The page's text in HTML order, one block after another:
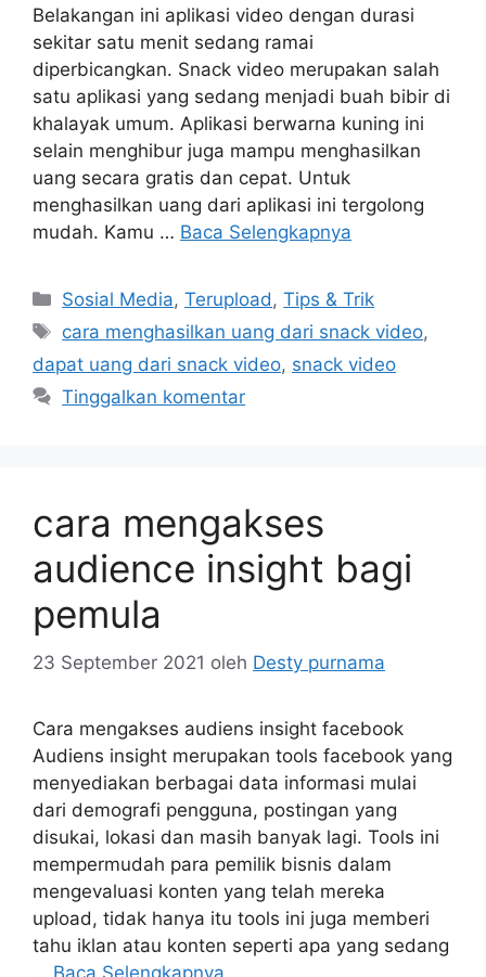
Belakangan ini aplikasi video dengan durasi
sekitar satu menit sedang ramai
diperbicangkan. Snack video merupakan salah
satu aplikasi yang sedang menjadi buah bibir di
khalayak umum. Aplikasi berwarna kuning ini
selain menghibur juga mampu menghasilkan
uang secara gratis dan cepat. Untuk
menghasilkan uang dari aplikasi ini tergolong
mudah. Kamu … Baca Selengkapnya
Kategori
Sosial Media,Terupload,Tips & Trik
Tag
cara menghasilkan uang dari snack video,
dapat uang dari snack video, snack video
Tinggalkan komentar
cara mengakses
audience insight bagi
pemula
23 September 2021 oleh Desty purnama
Cara mengakses audiens insight facebook
Audiens insight merupakan tools facebook yang
menyediakan berbagai data informasi mulai
dari demografi pengguna, postingan yang
disukai, lokasi dan masih banyak lagi. Tools ini
mempermudah para pemilik bisnis dalam
mengevaluasi konten yang telah mereka
upload, tidak hanya itu tools ini juga memberi
tahu iklan atau konten seperti apa yang sedang
Baca Selengkapnya